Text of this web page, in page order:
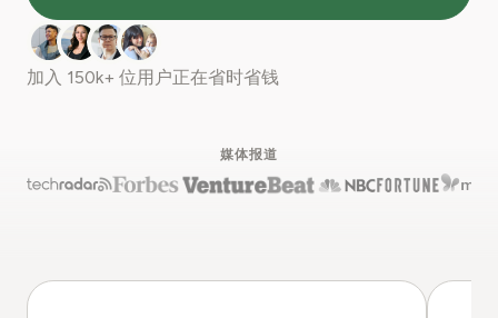
加入 150k+ 位用户正在省时省钱
媒体报道